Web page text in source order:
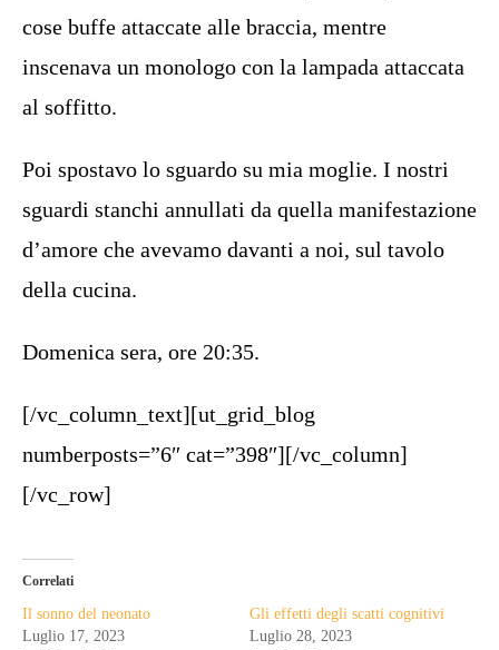
cose buffe attaccate alle braccia, mentre
inscenava un monologo con la lampada attaccata
al soffitto.
Poi spostavo lo sguardo su mia moglie. I nostri
sguardi stanchi annullati da quella manifestazione
d’amore che avevamo davanti a noi, sul tavolo
della cucina.
Domenica sera, ore 20:35.
[/vc_column_text][ut_grid_blog
numberposts=”6″ cat=”398″][/vc_column]
[/vc_row]
Correlati
Il sonno del neonato
Luglio 17, 2023
Gli effetti degli scatti cognitivi
Luglio 28, 2023